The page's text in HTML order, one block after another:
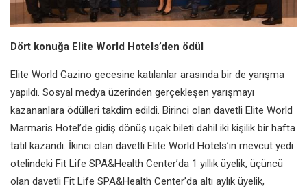
Dört konuğa Elite World Hotels’den ödül
Elite World Gazino gecesine katılanlar arasında bir de yarışma
yapıldı. Sosyal medya üzerinden gerçekleşen yarışmayı
kazananlara ödülleri takdim edildi. Birinci olan davetli Elite World
Marmaris Hotel’de gidiş dönüş uçak bileti dahil iki kişilik bir hafta
tatil kazandı. İkinci olan davetli Elite World Hotels’in mevcut yedi
otelindeki Fit Life SPA&Health Center’da 1 yıllık üyelik, üçüncü
olan davetli Fit Life SPA&Health Center’da altı aylık üyelik,